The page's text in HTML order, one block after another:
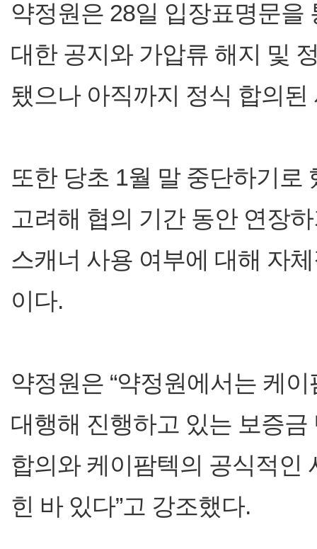
약정원은 28일 입장표명문을
대한 공지와 가압류 해지 및
됐으나 아직까지 정식 합의
또한 당초 1월 말 중단하기로
고려해 협의 기간 동안 연장
스캐너 사용 여부에 대해 자
이다.
약정원은 “약정원에서는 케
대행해 진행하고 있는 보증
합의와 케이팜텍의 공식적인
힌 바 있다”고 강조했다.